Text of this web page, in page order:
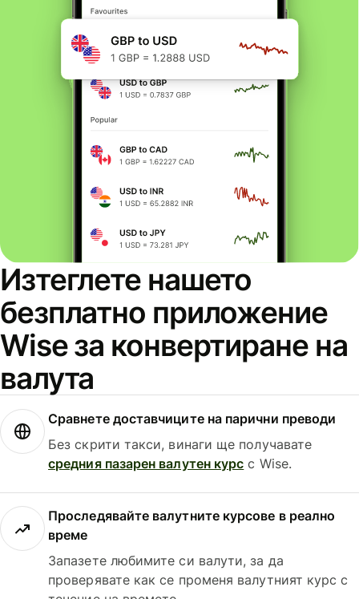
Изтеглете нашето
безплатно приложение
Wise за конвертиране на
валута
Сравнете доставчиците на парични преводи
Без скрити такси, винаги ще получавате
средния пазарен валутен курс с Wise.
Проследявайте валутните курсове в реално
време
Запазете любимите си валути, за да
проверявате как се променя валутният курс с